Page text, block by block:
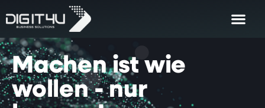
Machen ist wie
wollen - nur